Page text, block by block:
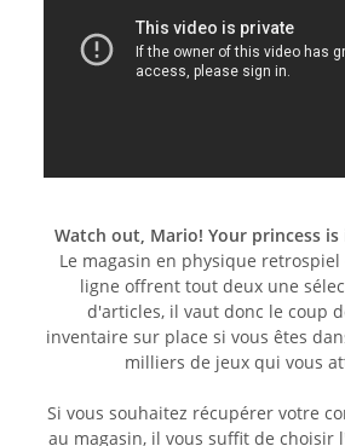
Watch out, Mario! Your princess
Le magasin en physique
ligne offrent tout deux une
d'articles, il vaut donc le coup
inventaire sur place si vous êtes
milliers de jeux qui vous
Si vous souhaitez récupérer votre
au magasin, il vous suffit de choisir